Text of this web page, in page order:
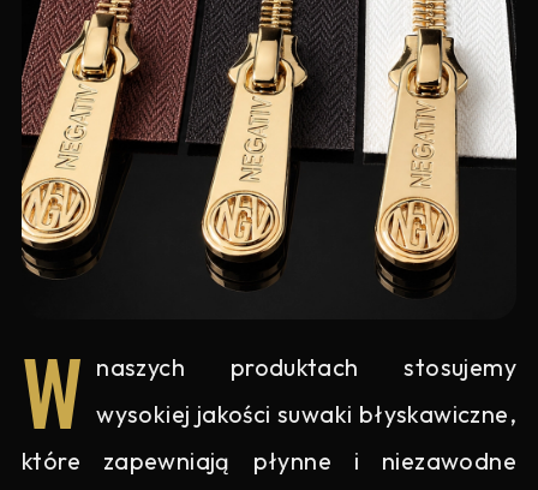
W naszych produktach stosujemy
wysokiej jakości suwaki błyskawiczne,
które zapewniają płynne i niezawodne